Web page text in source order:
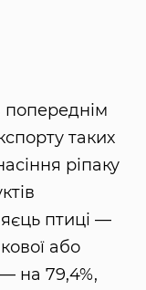
таких
ріпаку
птиці —
або
— на 79,4%,